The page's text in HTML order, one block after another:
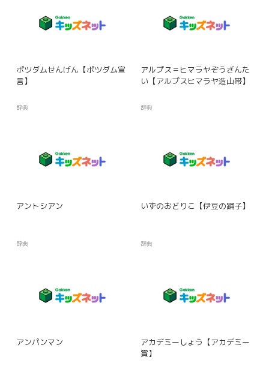
ポツダムせんげん【ポツダム宣
言】
辞典
アルプス＝ヒマラヤぞうざんた
い【アルプスヒマラヤ造山帯】
辞典
アントシアン
辞典
いずのおどりこ【伊豆の踊子】
辞典
アンパンマン
アカデミーしょう【アカデミー
賞】